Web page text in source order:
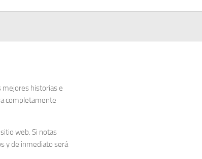
historias e
completamente
web. Si notas
y de inmediato será